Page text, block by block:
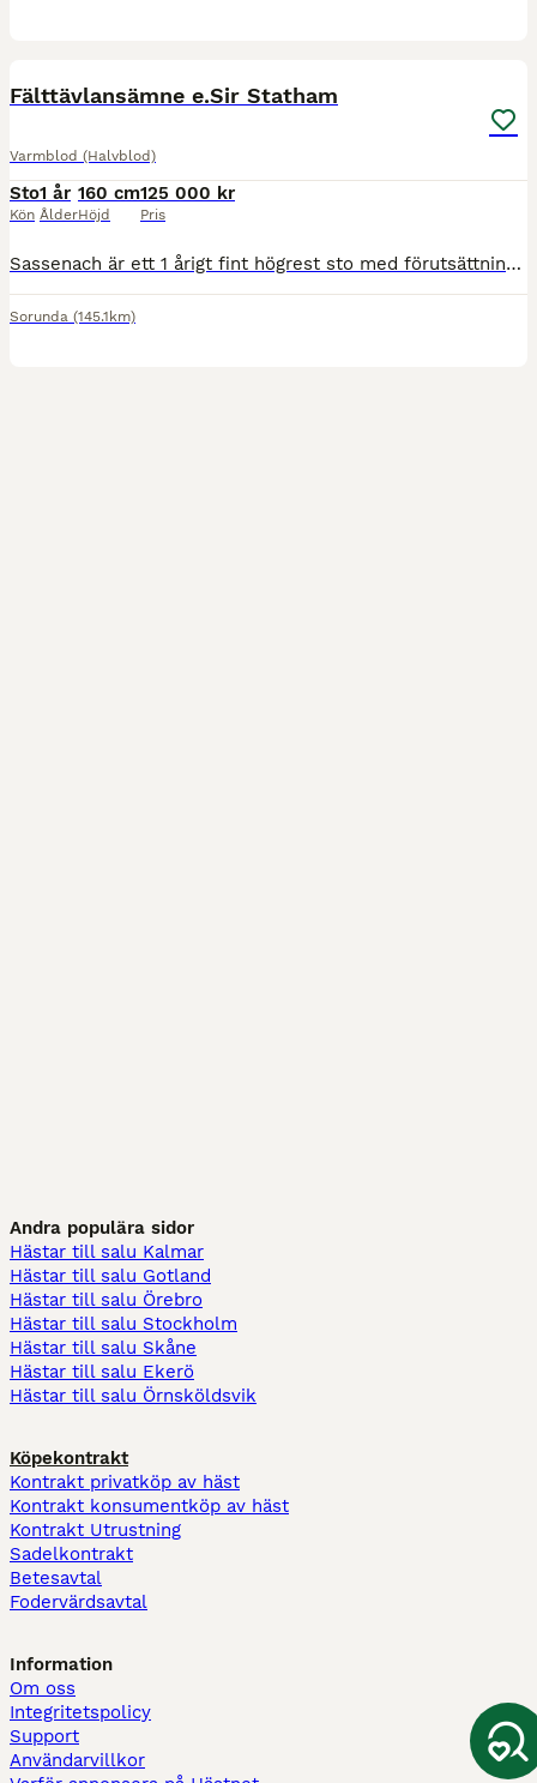
Fälttävlansämne e.Sir Statham
Varmblod (Halvblod)
Sto
Kön
1 år
Ålder
160 cm
Höjd
125 000 kr
Pris
Sassenach är ett 1 årigt fint högrest sto med förutsättningar till att vara ett framtidsnamne inom fälttävlan. Pappa är den väl omtalade multitallangen och fälttävlanshästen Sir Statham, mamma High
Sorunda (145.1km)
Andra populära sidor
Hästar till salu Kalmar
Hästar till salu Gotland
Hästar till salu Örebro
Hästar till salu Stockholm
Hästar till salu Skåne
Hästar till salu Ekerö
Hästar till salu Örnsköldsvik
Köpekontrakt
Kontrakt privatköp av häst
Kontrakt konsumentköp av häst
Kontrakt Utrustning
Sadelkontrakt
Betesavtal
Fodervärdsavtal
Information
Om oss
Integritetspolicy
Support
Användarvillkor